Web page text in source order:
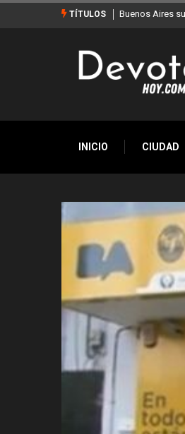
TÍTULOS Los stands
INICIO CIUDAD